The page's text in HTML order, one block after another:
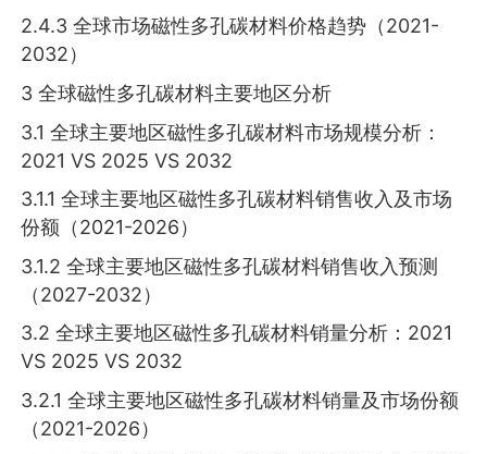
2.4.3 全球市场磁性多孔碳材料价格趋势（2021-
2032）
3 全球磁性多孔碳材料主要地区分析
3.1 全球主要地区磁性多孔碳材料市场规模分析：
2021 VS 2025 VS 2032
3.1.1 全球主要地区磁性多孔碳材料销售收入及市场
份额（2021-2026）
3.1.2 全球主要地区磁性多孔碳材料销售收入预测
（2027-2032）
3.2 全球主要地区磁性多孔碳材料销量分析：2021
VS 2025 VS 2032
3.2.1 全球主要地区磁性多孔碳材料销量及市场份额
（2021-2026）